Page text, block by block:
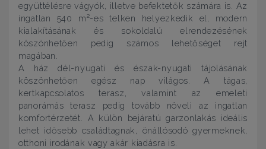
együttélésre vágyók, illetve befektetők számára is. Az
ingatlan 540 m²-es telken helyezkedik el, modern
kialakításának és sokoldalú elrendezésének
köszönhetően pedig számos lehetőséget rejt
magában.
A ház dél-nyugati és észak-nyugati tájolásának
köszönhetően egész nap világos. A tágas,
kertkapcsolatos terasz, valamint az emeleti
panorámás terasz pedig tovább növeli az ingatlan
komfortérzetét. A külön bejáratú garzonlakás ideális
lehet idősebb családtagnak, önállósodó gyermeknek,
otthoni irodának vagy akár kiadásra is.